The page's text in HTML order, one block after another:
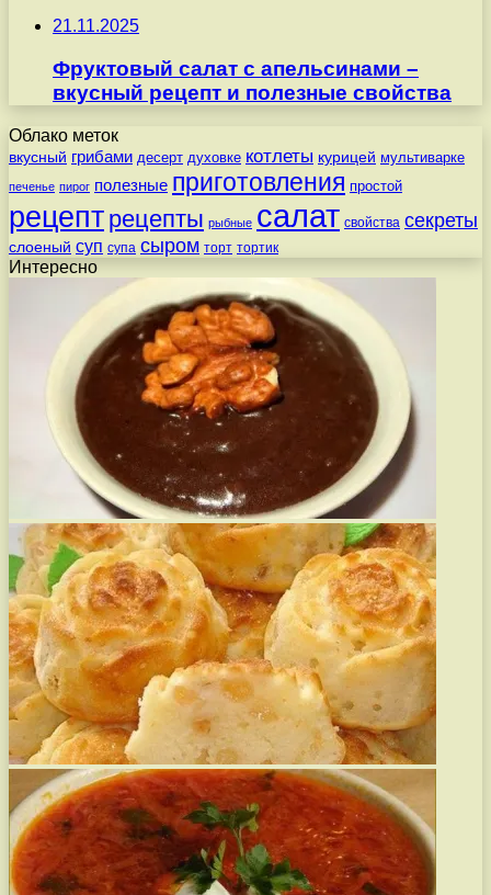
21.11.2025
Фруктовый салат с апельсинами –
вкусный рецепт и полезные свойства
Облако меток
вкусный грибами десерт духовке котлеты курицей мультиварке
печенье пирог полезные приготовления простой
рецепт рецепты рыбные салат свойства секреты
слоеный суп супа сыром торт тортик
Интересно